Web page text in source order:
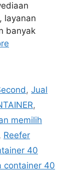
layanan
banyak
,Jual
,
memilih
Reefer
40
container 40